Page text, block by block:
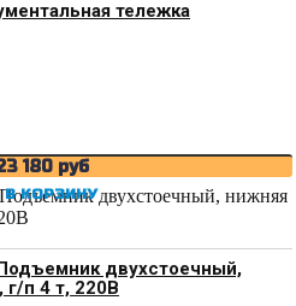
тележка
180 руб
В КОРЗИНУ
двухстоечный,
г/п 4 т, 220В